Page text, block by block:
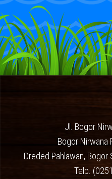
Jl. Bogor
Bogor Nirwana
Dreded Pahlawan,
Telp.